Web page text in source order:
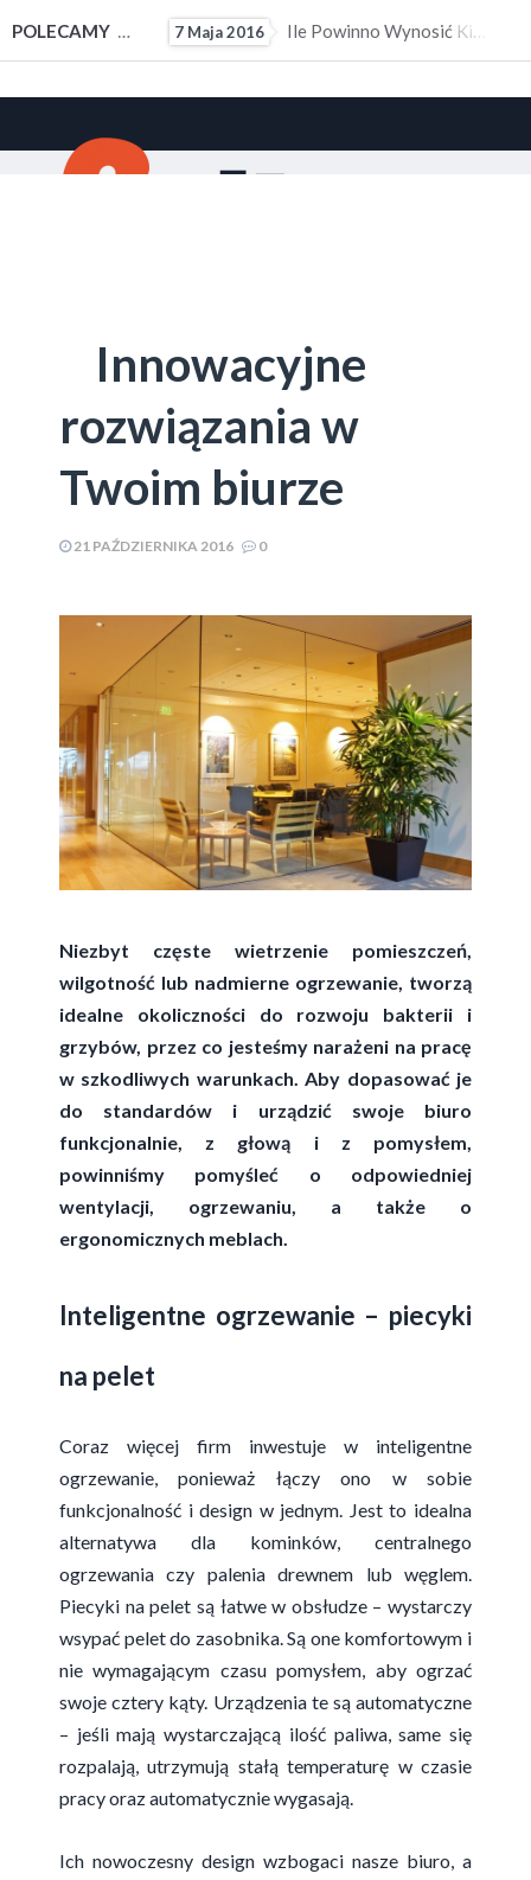
POLECAMY
Doświadczeniem Zawodowym 7 Maja 2016 Ile Powinno Wynosić Kieszonkowe?
Innowacyjne
rozwiązania w
Twoim biurze
21 PAŹDZIERNIKA 2016 0
Niezbyt częste wietrzenie pomieszczeń,
wilgotność lub nadmierne ogrzewanie, tworzą
idealne okoliczności do rozwoju bakterii i
grzybów, przez co jesteśmy narażeni na pracę
w szkodliwych warunkach. Aby dopasować je
do standardów i urządzić swoje biuro
funkcjonalnie, z głową i z pomysłem,
powinniśmy pomyśleć o odpowiedniej
wentylacji, ogrzewaniu, a także o
ergonomicznych meblach.
Inteligentne ogrzewanie – piecyki
na pelet
Coraz więcej firm inwestuje w inteligentne
ogrzewanie, ponieważ łączy ono w sobie
funkcjonalność i design w jednym. Jest to idealna
alternatywa dla kominków, centralnego
ogrzewania czy palenia drewnem lub węglem.
Piecyki na pelet są łatwe w obsłudze – wystarczy
wsypać pelet do zasobnika. Są one komfortowym i
nie wymagającym czasu pomysłem, aby ogrzać
swoje cztery kąty. Urządzenia te są automatyczne
– jeśli mają wystarczającą ilość paliwa, same się
rozpalają, utrzymują stałą temperaturę w czasie
pracy oraz automatycznie wygasają.
Ich nowoczesny design wzbogaci nasze biuro, a